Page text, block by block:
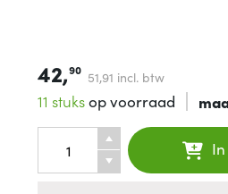
42,90 51,91 incl. btw
11 stuksop voorraad